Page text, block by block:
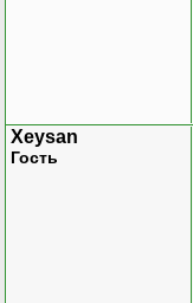
Xeysan
Гость